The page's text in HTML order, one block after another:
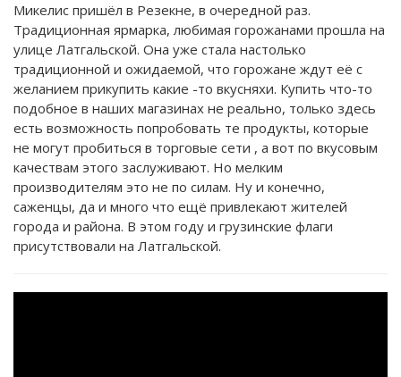
Микелис пришёл в Резекне, в очередной раз.
Традиционная ярмарка, любимая горожанами прошла на
улице Латгальской. Она уже стала настолько
традиционной и ожидаемой, что горожане ждут её с
желанием прикупить какие -то вкусняхи. Купить что-то
подобное в наших магазинах не реально, только здесь
есть возможность попробовать те продукты, которые
не могут пробиться в торговые сети , а вот по вкусовым
качествам этого заслуживают. Но мелким
производителям это не по силам. Ну и конечно,
саженцы, да и много что ещё привлекают жителей
города и района. В этом году и грузинские флаги
присутствовали на Латгальской.